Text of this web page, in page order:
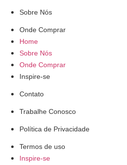
Sobre Nós
Onde Comprar
Home
Sobre Nós
Onde Comprar
Inspire-se
Contato
Trabalhe Conosco
Política de Privacidade
Termos de uso
Inspire-se